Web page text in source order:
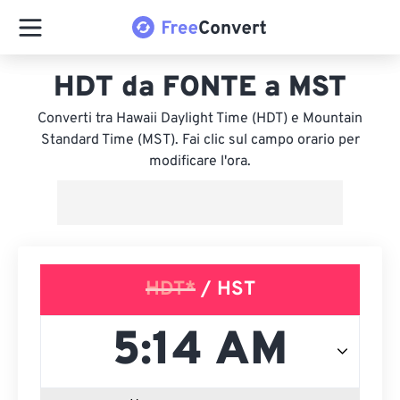
HDT da FONTE a MST
Converti tra Hawaii Daylight Time (HDT) e Mountain
Standard Time (MST). Fai clic sul campo orario per
modificare l'ora.
HDT*/ HST